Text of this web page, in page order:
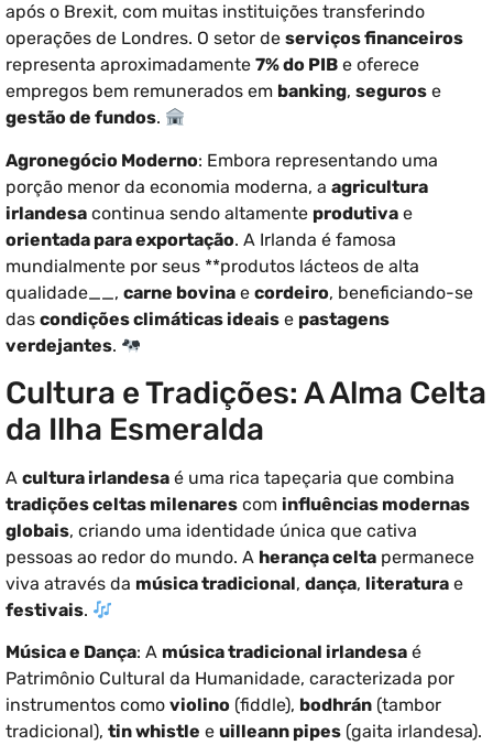
após o Brexit, com muitas instituições transferindo
operações de Londres. O setor de serviços financeiros
representa aproximadamente 7% do PIB e oferece
empregos bem remunerados em banking, seguros e
gestão de fundos.
Agronegócio Moderno: Embora representando uma
porção menor da economia moderna, a agricultura
irlandesa continua sendo altamente produtiva e
orientada para exportação. A Irlanda é famosa
mundialmente por seus **produtos lácteos de alta
qualidade__, carne bovina e cordeiro, beneficiando-se
das condições climáticas ideais e pastagens
verdejantes.
Cultura e Tradições: A Alma Celta
da Ilha Esmeralda
A cultura irlandesa é uma rica tapeçaria que combina
tradições celtas milenares com influências modernas
globais, criando uma identidade única que cativa
pessoas ao redor do mundo. A herança celta permanece
viva através da música tradicional, dança, literatura e
festivais.
Música e Dança: A música tradicional irlandesa é
Patrimônio Cultural da Humanidade, caracterizada por
instrumentos como violino (fiddle), bodhrán (tambor
tradicional), tin whistle e uilleann pipes (gaita irlandesa).